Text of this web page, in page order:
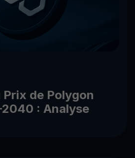
Prix de Polygon
: Analyse